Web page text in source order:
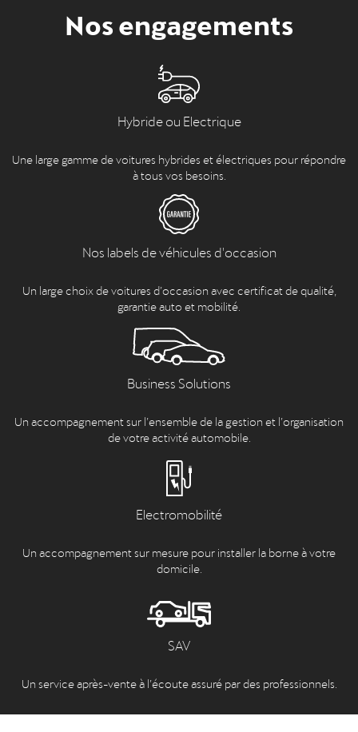
Nos engagements
Hybride ou Electrique
Une large gamme de voitures hybrides et électriques pour répondre
à tous vos besoins.
Nos labels de véhicules d'occasion
Un large choix de voitures d’occasion avec certificat de qualité,
garantie auto et mobilité.
Business Solutions
Un accompagnement sur l’ensemble de la gestion et l’organisation
de votre activité automobile.
Electromobilité
Un accompagnement sur mesure pour installer la borne à votre
domicile.
SAV
Un service après-vente à l’écoute assuré par des professionnels.